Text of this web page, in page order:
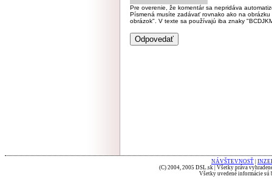
Pre overenie, že komentár sa nepridáva
Písmená musíte zadávať rovnako ako na
obrázok". V texte sa používajú iba znaky
NÁVŠTEVNOSŤ
(C) 2004, 2005 DSL.sk | Všetky práva
Všetky uvedené informácie sú